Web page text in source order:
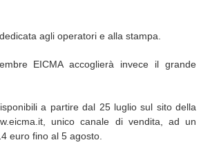
agli operatori e alla stampa.
EICMA accoglierà invece il grande
a partire dal 25 luglio sul sito della
unico canale di vendita, ad un
euro fino al 5 agosto.